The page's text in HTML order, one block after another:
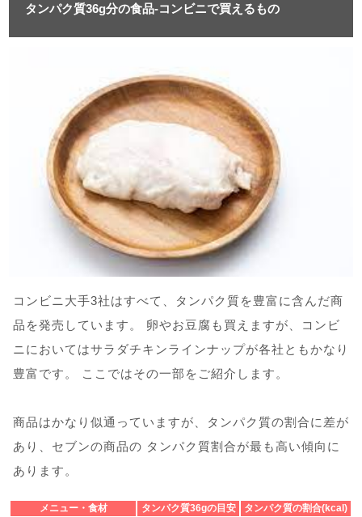
タンパク質36g分の食品-コンビニで買えるもの
コンビニ大手3社はすべて、タンパク質を豊富に含んだ商
品を発売しています。 卵やお豆腐も買えますが、コンビ
ニにおいてはサラダチキンラインナップが各社ともかなり
豊富です。 ここではその一部をご紹介します。
商品はかなり似通っていますが、タンパク質の割合に差が
あり、セブンの商品の タンパク質割合が最も高い傾向に
あります。
メニュー・食材 タンパク質36gの目安 タンパク質の割合(kcal)